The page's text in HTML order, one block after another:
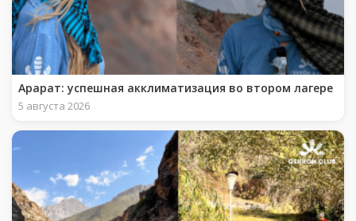
Арарат: успешная акклиматизация во втором лагере
5 августа 2026